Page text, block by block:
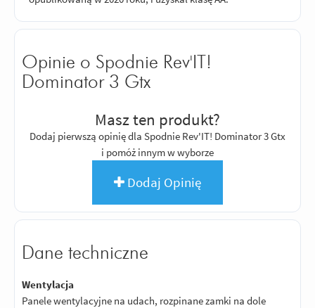
Opinie o Spodnie Rev'IT!
Dominator 3 Gtx
Masz ten produkt?
Dodaj pierwszą opinię dla Spodnie Rev'IT! Dominator 3 Gtx
i pomóż innym w wyborze
Dodaj Opinię
Dane techniczne
Wentylacja
Panele wentylacyjne na udach, rozpinane zamki na dole